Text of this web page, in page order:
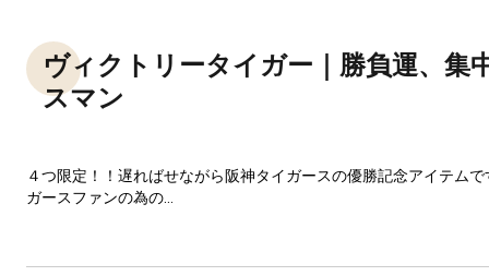
ヴィクトリータイガー｜勝負運、集
スマン
４つ限定！！遅ればせながら阪神タイガースの優勝記念アイテム
ガースファンの為の...